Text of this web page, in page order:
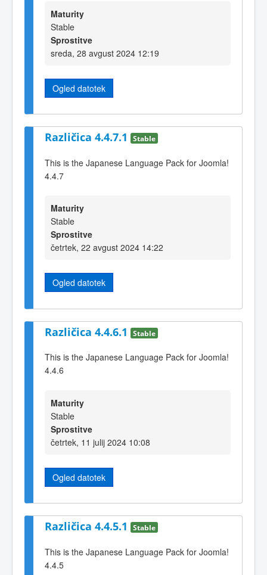
Maturity
Stable
Sprostitve
sreda, 28 avgust 2024 12:19
Ogled datotek
Različica 4.4.7.1 Stable
This is the Japanese Language Pack for Joomla!
4.4.7
Maturity
Stable
Sprostitve
četrtek, 22 avgust 2024 14:22
Ogled datotek
Različica 4.4.6.1 Stable
This is the Japanese Language Pack for Joomla!
4.4.6
Maturity
Stable
Sprostitve
četrtek, 11 julij 2024 10:08
Ogled datotek
Različica 4.4.5.1 Stable
This is the Japanese Language Pack for Joomla!
4.4.5